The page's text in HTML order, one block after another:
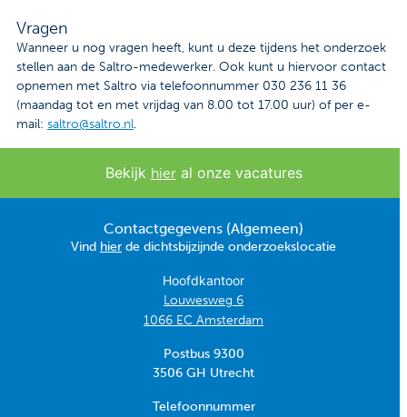
Vragen
Wanneer u nog vragen heeft, kunt u deze tijdens het onderzoek
stellen aan de Saltro-medewerker. Ook kunt u hiervoor contact
opnemen met Saltro via telefoonnummer 030 236 11 36
(maandag tot en met vrijdag van 8.00 tot 17.00 uur) of per e-
mail: saltro@saltro.nl.
Bekijk hieral onze vacatures
Contactgegevens (Algemeen)
Vind hier de dichtsbijzijnde onderzoekslocatie
Hoofdkantoor
Louwesweg 6
1066 EC Amsterdam
Postbus 9300
3506 GH Utrecht
Telefoonnummer